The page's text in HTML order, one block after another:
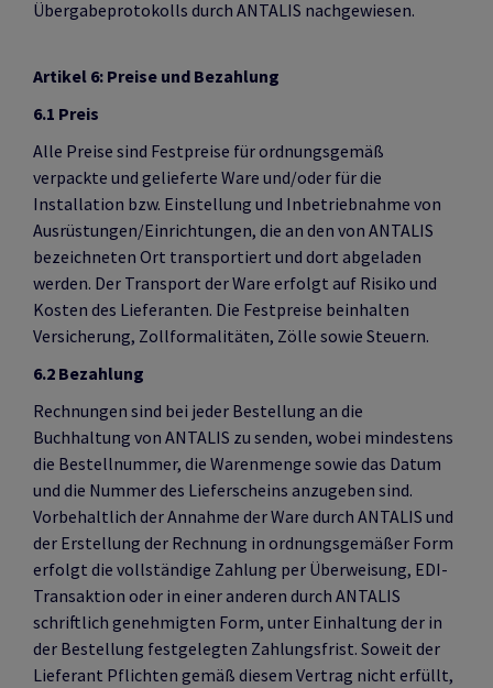
Übergabeprotokolls durch ANTALIS nachgewiesen.
Artikel 6: Preise und Bezahlung
6.1 Preis
Alle Preise sind Festpreise für ordnungsgemäß
verpackte und gelieferte Ware und/oder für die
Installation bzw. Einstellung und Inbetriebnahme von
Ausrüstungen/Einrichtungen, die an den von ANTALIS
bezeichneten Ort transportiert und dort abgeladen
werden. Der Transport der Ware erfolgt auf Risiko und
Kosten des Lieferanten. Die Festpreise beinhalten
Versicherung, Zollformalitäten, Zölle sowie Steuern.
6.2 Bezahlung
Rechnungen sind bei jeder Bestellung an die
Buchhaltung von ANTALIS zu senden, wobei mindestens
die Bestellnummer, die Warenmenge sowie das Datum
und die Nummer des Lieferscheins anzugeben sind.
Vorbehaltlich der Annahme der Ware durch ANTALIS und
der Erstellung der Rechnung in ordnungsgemäßer Form
erfolgt die vollständige Zahlung per Überweisung, EDI-
Transaktion oder in einer anderen durch ANTALIS
schriftlich genehmigten Form, unter Einhaltung der in
der Bestellung festgelegten Zahlungsfrist. Soweit der
Lieferant Pflichten gemäß diesem Vertrag nicht erfüllt,